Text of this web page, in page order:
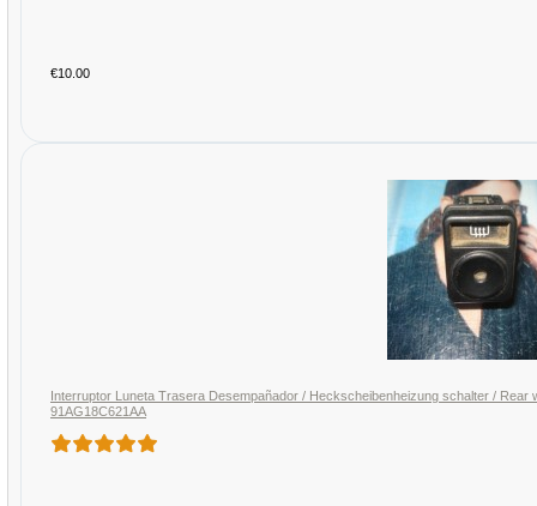
€10.00
Interruptor Luneta Trasera Desempañador / Heckscheibenheizung schalter /
91AG18C621AA